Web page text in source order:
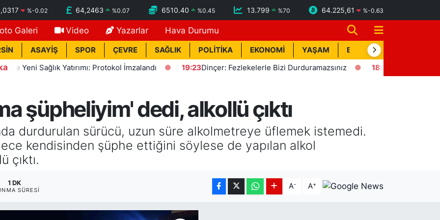
%-0.02 64,2463 %0.07 6510.40 %0.45 13.799 %70 64.225,61 %-0.63
Galeri Video Yazarlar Hava Durumu
ASAYİŞ SPOR ÇEVRE SAĞLIK POLİTİKA EKONOMİ YAŞAM BİK İLAN
Sağlık Yatırımı: Protokol İmzalandı 19:23 Dinçer: Fezlekelerle Bizi Durduramazsınız 18:57 Erdemli'de Deprem!
şüpheliyim' dedi, alkollü çıktı
durdurulan sürücü, uzun süre alkolmetreye üflemek istemedi.
kendisinden şüphe ettiğini söylese de yapılan alkol
çıktı.
1 DK
SÜRESI A- A+